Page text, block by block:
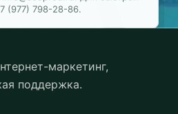
(977) 798-28-86.
маркетинг,
поддержка.